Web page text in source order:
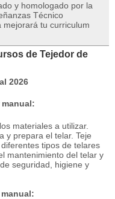
y homologado por la
Técnico
mejorará tu curriculum
de Tejedor de
materiales a utilizar.
y prepara el telar. Teje
tipos de telares
mantenimiento del telar y
seguridad, higiene y